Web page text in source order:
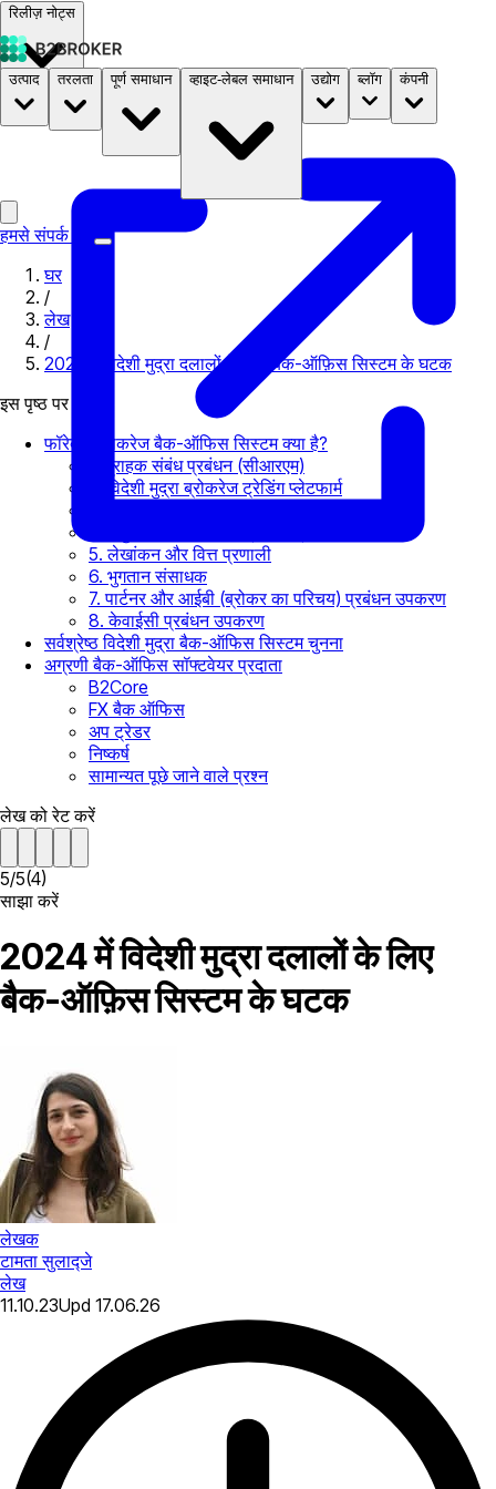
रिलीज़ नोट्स
दस्तावेज़ मूल्य निर्धारणB2STORE
उत्पाद तरलता पूर्ण समाधान व्हाइट-लेबल समाधान उद्योग ब्लॉग कंपनी
हमसे संपर्क करें
घर
/
लेख
/
2024 में विदेशी मुद्रा दलालों के लिए बैक-ऑफ़िस सिस्टम के घटक
इस पृष्ठ पर
फॉरेक्स ब्रोकरेज बैक-ऑफिस सिस्टम क्या है?
1. ग्राहक संबंध प्रबंधन (सीआरएम)
2. विदेशी मुद्रा ब्रोकरेज ट्रेडिंग प्लेटफार्म
5. लेखांकन और वित्त प्रणाली
6. भुगतान संसाधक
7. पार्टनर और आईबी (ब्रोकर का परिचय) प्रबंधन उपकरण
8. केवाईसी प्रबंधन उपकरण
सर्वश्रेष्ठ विदेशी मुद्रा बैक-ऑफिस सिस्टम चुनना
अग्रणी बैक-ऑफिस सॉफ्टवेयर प्रदाता
B2Core
FX बैक ऑफिस
अप ट्रेडर
निष्कर्ष
सामान्यत पूछे जाने वाले प्रश्न
लेख को रेट करें
5/5(4)
साझा करें
2024 में विदेशी मुद्रा दलालों के लिए
बैक-ऑफ़िस सिस्टम के घटक
लेखक
टामता सुलाद्जे
लेख
11.10.23Upd 17.06.26